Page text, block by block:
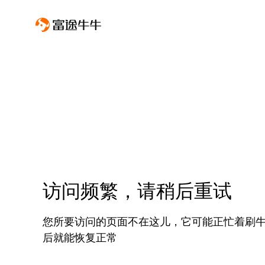
访问频繁，请稍后重试
您所要访问的页面不在这儿，它可能正忙着刷
后就能恢复正常